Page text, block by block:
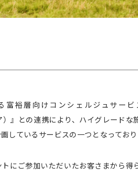
富裕層向けコンシェルジュサービ
）』との連携により、ハイグレードな
しているサービスの一つとなっており
にご参加いただいたお客さまから得